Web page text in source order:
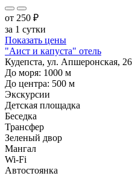
от 250 ₽
за 1 сутки
Показать цены
"Аист и капуста" отель
Кудепста, ул. Апшеронская,
До моря: 1000 м
До центра: 500 м
Экскурсии
Детская площадка
Беседка
Трансфер
Зеленый двор
Мангал
Wi-Fi
Автостоянка